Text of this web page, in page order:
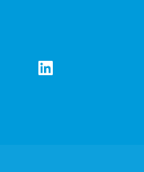
LinkedIn